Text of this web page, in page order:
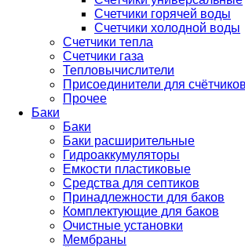
Счетчики горячей воды
Счетчики холодной воды
Счетчики тепла
Счетчики газа
Тепловычислители
Присоединители для счётчиков
Прочее
Баки
Баки
Баки расширительные
Гидроаккумуляторы
Емкости пластиковые
Средства для септиков
Принадлежности для баков
Комплектующие для баков
Очистные установки
Мембраны